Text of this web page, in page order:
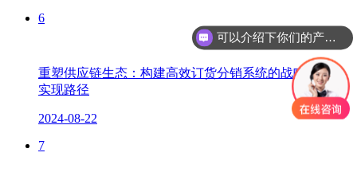
6
重塑供应链生态：构建高效订货分销系统的战略价值与
实现路径
2024-08-22
7
可以介绍下你们的产品么？